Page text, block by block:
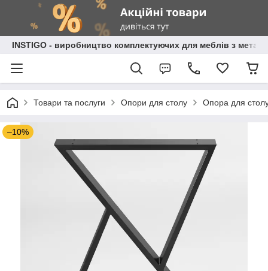
INSTIGO - виробництво комплектуючих для меблів з металу
Товари та послуги Опори для столу Опора для
–10%